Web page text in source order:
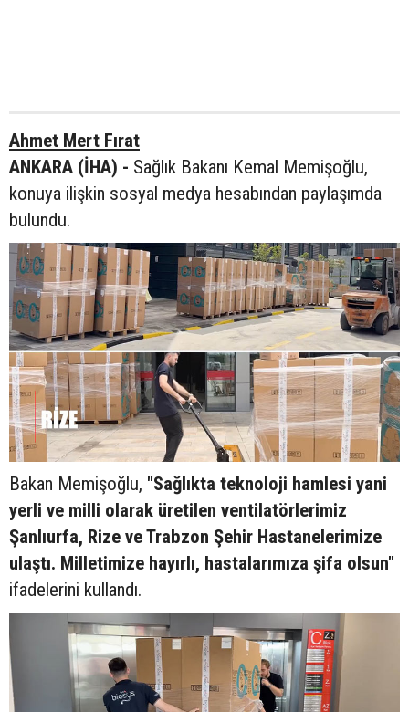
Ahmet Mert Fırat
ANKARA (İHA) - Sağlık Bakanı Kemal Memişoğlu,
konuya ilişkin sosyal medya hesabından paylaşımda
bulundu.
Bakan Memişoğlu, "Sağlıkta teknoloji hamlesi yani
yerli ve milli olarak üretilen ventilatörlerimiz
Şanlıurfa, Rize ve Trabzon Şehir Hastanelerimize
ulaştı. Milletimize hayırlı, hastalarımıza şifa olsun"
ifadelerini kullandı.